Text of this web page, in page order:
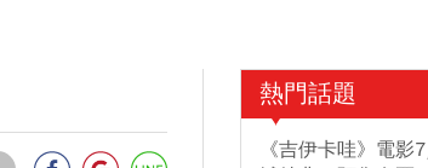
熱門話題
《吉伊卡哇》電